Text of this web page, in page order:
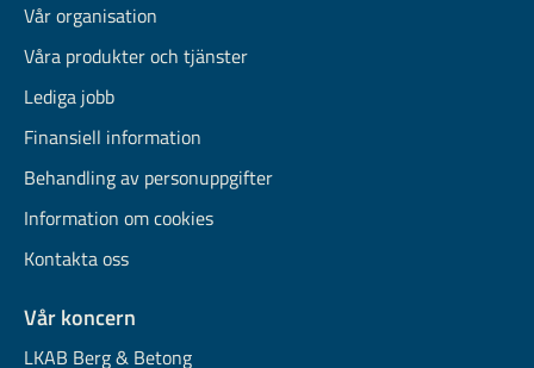
Vår organisation
Våra produkter och tjänster
Lediga jobb
Finansiell information
Behandling av personuppgifter
Information om cookies
Kontakta oss
Vår koncern
LKAB Berg & Betong